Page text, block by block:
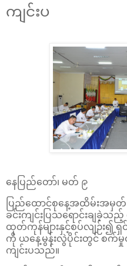
ကျင်းပ
နေပြည်တော်၊ မတ် ၉
ပြည်ထောင်စုနေ့အထိမ်းအမှတ်
ခင်းကျင်းပြသရောင်းချခဲ့သ
ထုတ်ကုန်များနှင့်စပ်လျဉ်း၍ ရှ
ကို ယနေ့မွန်းလွဲပိုင်းတွင် စက်မှုဝ
ကျင်းပသည်။